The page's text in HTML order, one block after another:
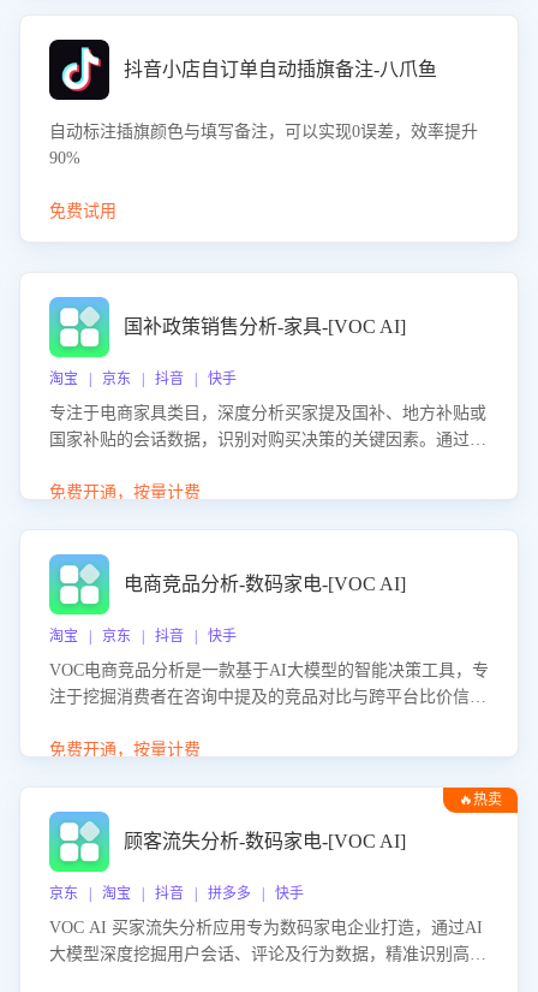
抖音小店自订单自动插旗备注-八爪鱼
自动标注插旗颜色与填写备注，可以实现0误差，效率提升
90%
免费试用
国补政策销售分析-家具-[VOC AI]
淘宝 | 京东 | 抖音 | 快手
专注于电商家具类目，深度分析买家提及国补、地方补贴或
国家补贴的会话数据，识别对购买决策的关键因素。通过AI
化策略，助力商家利用国补政策提升GMV。
免费开通，按量计费
电商竞品分析-数码家电-[VOC AI]
淘宝 | 京东 | 抖音 | 快手
VOC电商竞品分析是一款基于AI大模型的智能决策工具，专
注于挖掘消费者在咨询中提及的竞品对比与跨平台比价信
商品信息，进行多维度交叉对比，并分析消费者的比价行
企业优化营销话术、突出产品与服务优势，有效提升咨询转
化率，避免陷入单纯价格竞争，实现精准扬长避短。
免费开通，按量计费
🔥热卖
顾客流失分析-数码家电-[VOC AI]
京东 | 淘宝 | 抖音 | 拼多多 | 快手
VOC AI 买家流失分析应用专为数码家电企业打造，通过AI
大模型深度挖掘用户会话、评论及行为数据，精准识别高流